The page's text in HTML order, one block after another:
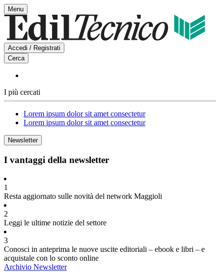
Vai
al
contenuto
Menu
Accedi / Registrati
Cerca
I più cercati
Lorem ipsum dolor sit amet consectetur
Lorem ipsum dolor sit amet consectetur
Newsletter
I vantaggi della newsletter
1
Resta aggiornato sulle novità del network Maggioli
2
Leggi le ultime notizie del settore
3
Conosci in anteprima le nuove uscite editoriali – ebook e libri – e
acquistale con lo sconto online
Archivio Newsletter